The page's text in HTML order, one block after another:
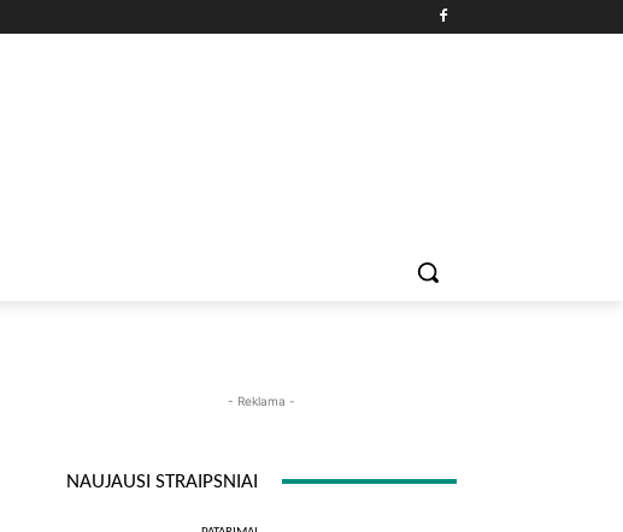
- Reklama -
NAUJAUSI STRAIPSNIAI